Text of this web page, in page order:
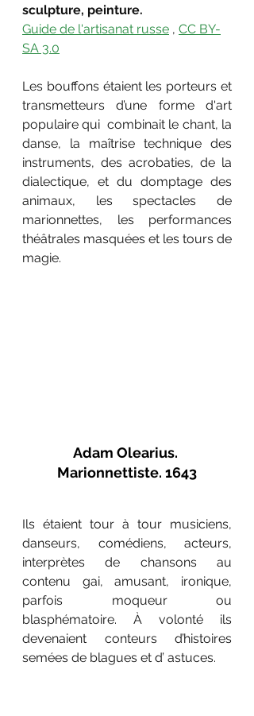
sculpture, peinture.
Guide de l'artisanat russe , CC BY-
SA 3.0
Les bouffons étaient les porteurs et
transmetteurs d’une forme d'art
populaire qui  combinait le chant, la
danse, la maîtrise technique des
instruments, des acrobaties, de la
dialectique, et du domptage des
animaux, les spectacles de
marionnettes, les performances
théâtrales masquées et les tours de
magie.
Adam Olearius.
Marionnettiste. 1643
Ils étaient tour à tour musiciens,
danseurs, comédiens, acteurs,
interprètes de chansons au
contenu gai, amusant, ironique,
parfois moqueur ou
blasphématoire. À volonté ils
devenaient conteurs d’histoires
semées de blagues et d’ astuces.